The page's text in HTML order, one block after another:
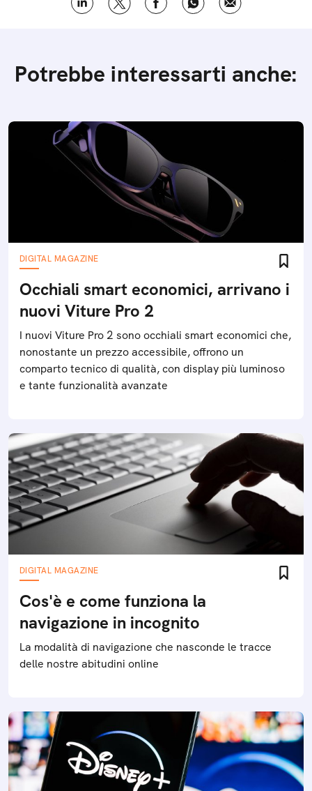
Potrebbe interessarti anche:
DIGITAL MAGAZINE
Occhiali smart economici, arrivano i
nuovi Viture Pro 2
I nuovi Viture Pro 2 sono occhiali smart economici che,
nonostante un prezzo accessibile, offrono un
comparto tecnico di qualità, con display più luminoso
e tante funzionalità avanzate
DIGITAL MAGAZINE
Cos'è e come funziona la
navigazione in incognito
La modalità di navigazione che nasconde le tracce
delle nostre abitudini online